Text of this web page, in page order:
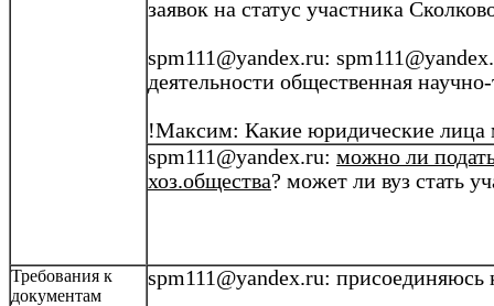
заявок на статус участника
spm111@yandex.ru:
деятельности общественная
!Максим: Какие юридические лица
spm111@yandex.ru: можно ли
хоз.общества? может ли вуз стать
Требования к
документам
spm111@yandex.ru: присоединяюсь